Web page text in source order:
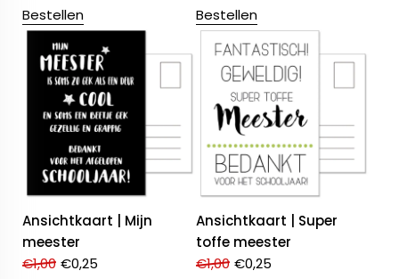
Bestellen
Bestellen
Ansichtkaart | Mijn
meester
€1,00 €0,25
Ansichtkaart | Super
toffe meester
€1,00 €0,25